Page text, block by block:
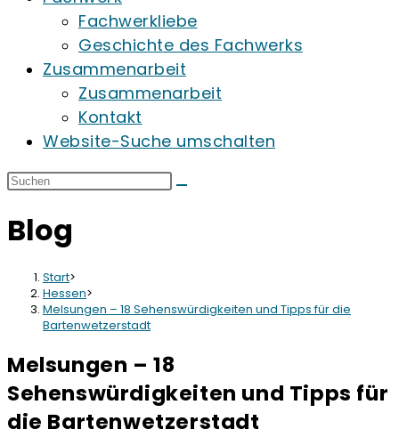
Fachwerkliebe
Geschichte des Fachwerks
Zusammenarbeit
Zusammenarbeit
Kontakt
Website-Suche umschalten
Blog
Start>
Hessen>
Melsungen – 18 Sehenswürdigkeiten und Tipps für die
Bartenwetzerstadt
Melsungen – 18
Sehenswürdigkeiten und Tipps für
die Bartenwetzerstadt